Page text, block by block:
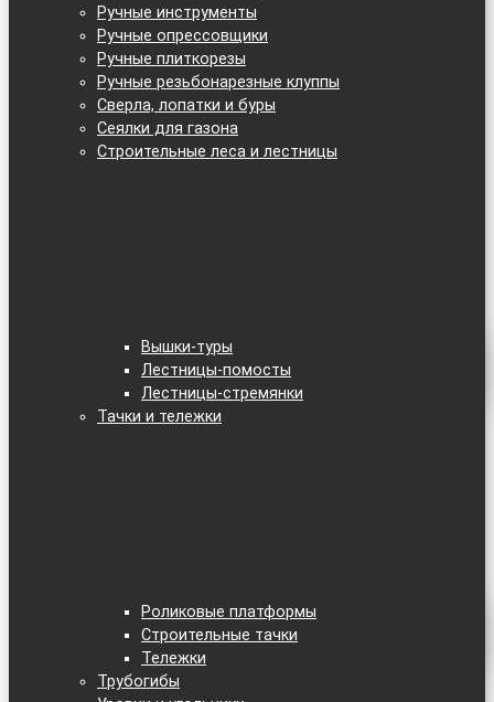
Ручные инструменты
Ручные опрессовщики
Ручные плиткорезы
Ручные резьбонарезные клуппы
Сверла, лопатки и буры
Сеялки для газона
Строительные леса и лестницы
Вышки-туры
Лестницы-помосты
Лестницы-стремянки
Тачки и тележки
Роликовые платформы
Строительные тачки
Тележки
Трубогибы